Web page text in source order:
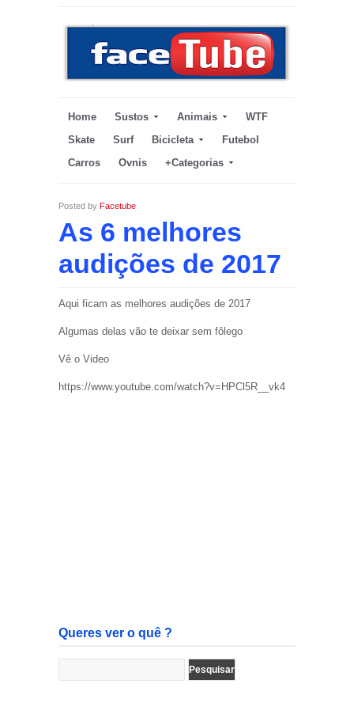
Home Sustos Animais
WTF
Skate
Surf Bicicleta
Futebol
Carros
Ovnis +Categorias
Posted by Facetube
As 6 melhores
audições de 2017
Aqui ficam as melhores audições de 2017
Algumas delas vão te deixar sem fôlego
Vê o Video
https://www.youtube.com/watch?v=HPCl5R__vk4
Queres ver o quê ?